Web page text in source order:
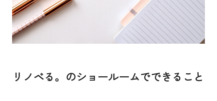
リノベる。のショールームでできること